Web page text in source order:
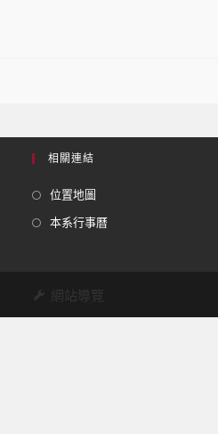
相關連結
位置地圖
本系行事曆
網站導覽